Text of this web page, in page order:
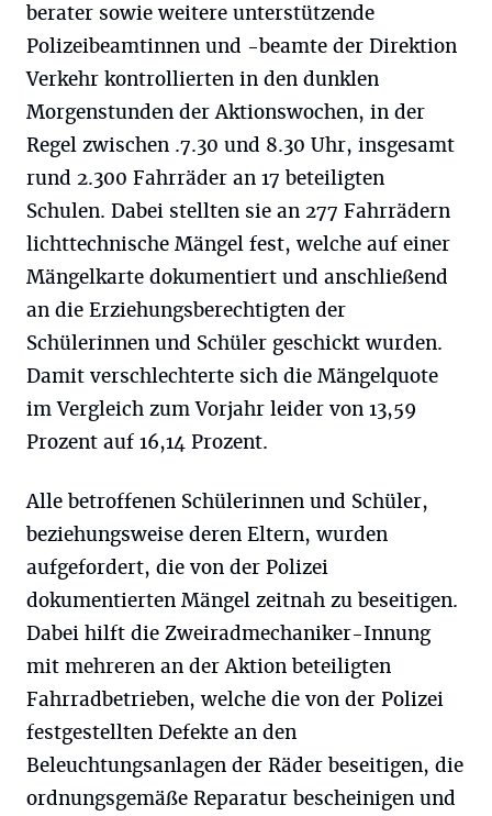
berater sowie weitere unterstützende
Polizeibeamtinnen und -beamte der Direktion
Verkehr kontrollierten in den dunklen
Morgenstunden der Aktionswochen, in der
Regel zwischen .7.30 und 8.30 Uhr, insgesamt
rund 2.300 Fahrräder an 17 beteiligten
Schulen. Dabei stellten sie an 277 Fahrrädern
lichttechnische Mängel fest, welche auf einer
Mängelkarte dokumentiert und anschließend
an die Erziehungsberechtigten der
Schülerinnen und Schüler geschickt wurden.
Damit verschlechterte sich die Mängelquote
im Vergleich zum Vorjahr leider von 13,59
Prozent auf 16,14 Prozent.
Alle betroffenen Schülerinnen und Schüler,
beziehungsweise deren Eltern, wurden
aufgefordert, die von der Polizei
dokumentierten Mängel zeitnah zu beseitigen.
Dabei hilft die Zweiradmechaniker-Innung
mit mehreren an der Aktion beteiligten
Fahrradbetrieben, welche die von der Polizei
festgestellten Defekte an den
Beleuchtungsanlagen der Räder beseitigen, die
ordnungsgemäße Reparatur bescheinigen und